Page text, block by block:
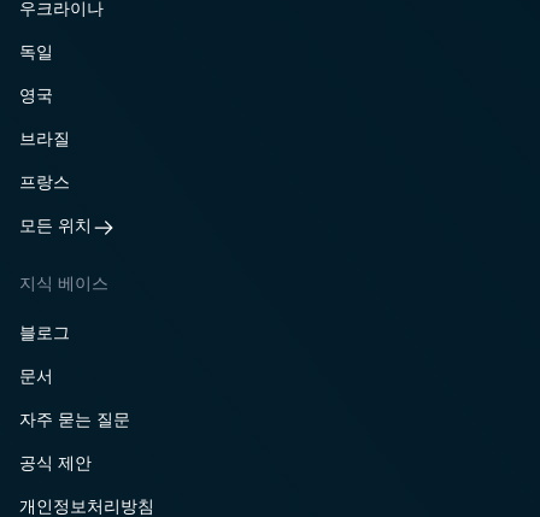
우크라이나
독일
영국
브라질
프랑스
모든 위치
지식 베이스
블로그
문서
자주 묻는 질문
공식 제안
개인정보처리방침